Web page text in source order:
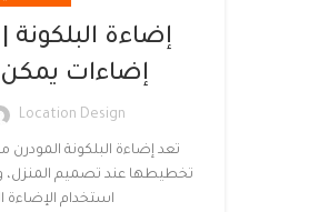
إضاءات
Location Design
تعد إضاءة البلكونة المودرن
تخطيطها عند تصميم المنزل،
استخدام الإضاءة